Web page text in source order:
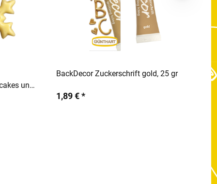
und
In den Warenkorb
BackDecor Zuckerschrift gold, 25 gr
1,89 € *